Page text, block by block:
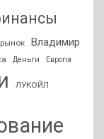
Владимир
Деньги Европа
ЛУКОЙЛ